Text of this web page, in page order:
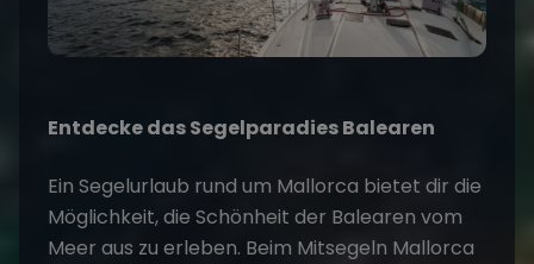
Entdecke das Segelparadies Balearen
Ein Segelurlaub rund um Mallorca bietet dir die
Möglichkeit, die Schönheit der Balearen vom
Meer aus zu erleben. Beim Mitsegeln Mallorca